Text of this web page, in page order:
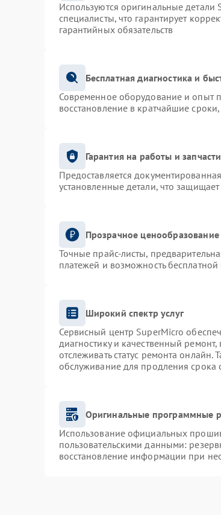
Используются оригинальные
специалисты, что гарантирует
гарантийных обязательств
Бесплатная диагностика и
Современное оборудование и опыт
восстановление в кратчайшие
Гарантия на работы и запчасти
Предоставляется
установленные детали, что
Прозрачное
Точные прайс-листы,
платежей и возможность
Широкий спектр услуг
Сервисный центр SuperMicro
диагностику и качественный
отслеживать статус ремонта онлайн.
обслуживание для продления срока
Оригинальные программные
Использование официальных
пользовательскими данными:
восстановление информации при